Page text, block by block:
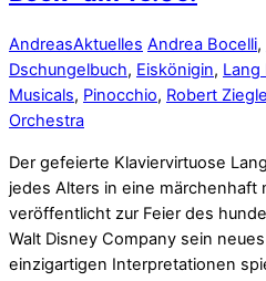
AndreasAktuelles Andrea Bocelli,
Dschungelbuch, Eiskönigin, Lang
Musicals, Pinocchio, Robert
Orchestra
Der gefeierte Klaviervirtuose
jedes Alters in eine märchenhaft
veröffentlicht zur Feier des
Walt Disney Company sein
einzigartigen Interpretationen